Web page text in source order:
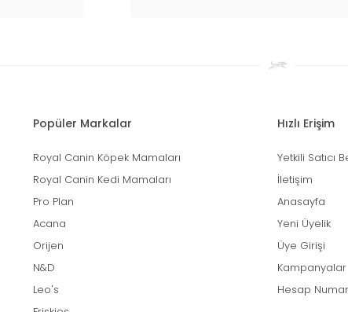
Popüler Markalar
Royal Canin Köpek Mamaları
Royal Canin Kedi Mamaları
Pro Plan
Acana
Orijen
N&D
Leo's
Hızlı Erişim
Yetkili Satıcı
İletişim
Anasayfa
Yeni Üyelik
Üye Girişi
Kampanyalar
Hesap